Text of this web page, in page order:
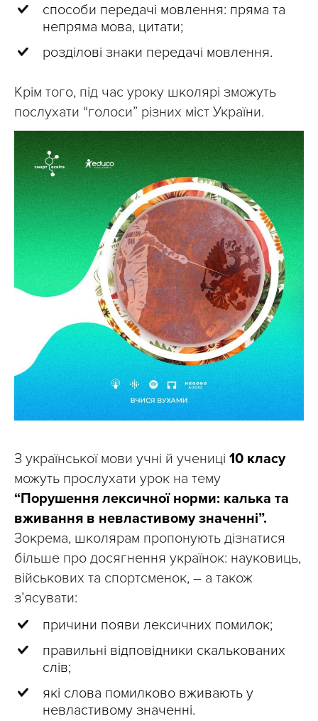
способи передачі мовлення: пряма та
непряма мова, цитати;
розділові знаки передачі мовлення.
Крім того, під час уроку школярі зможуть
послухати “голоси” різних міст України.
З української мови учні й учениці 10 класу
можуть прослухати урок на тему
“Порушення лексичної норми: калька та
вживання в невластивому значенні”.
Зокрема, школярам пропонують дізнатися
більше про досягнення українок: науковиць,
військових та спортсменок, – а також
з’ясувати:
причини появи лексичних помилок;
правильні відповідники скалькованих
слів;
які слова помилково вживають у
невластивому значенні.